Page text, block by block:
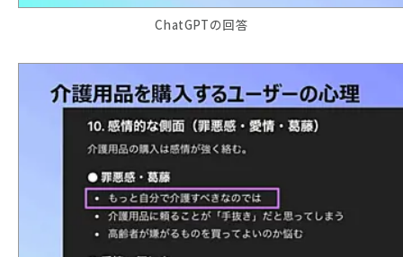
ChatGPTの回答